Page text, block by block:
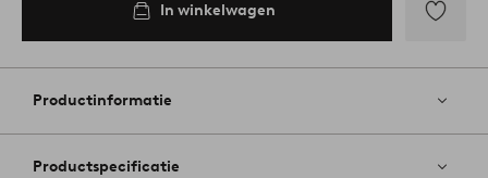
In winkelwagen
aan
Productinformatie
Productspecificatie